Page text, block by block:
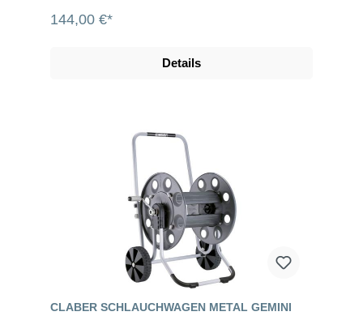
144,00 €*
Details
CLABER SCHLAUCHWAGEN METAL GEMINI